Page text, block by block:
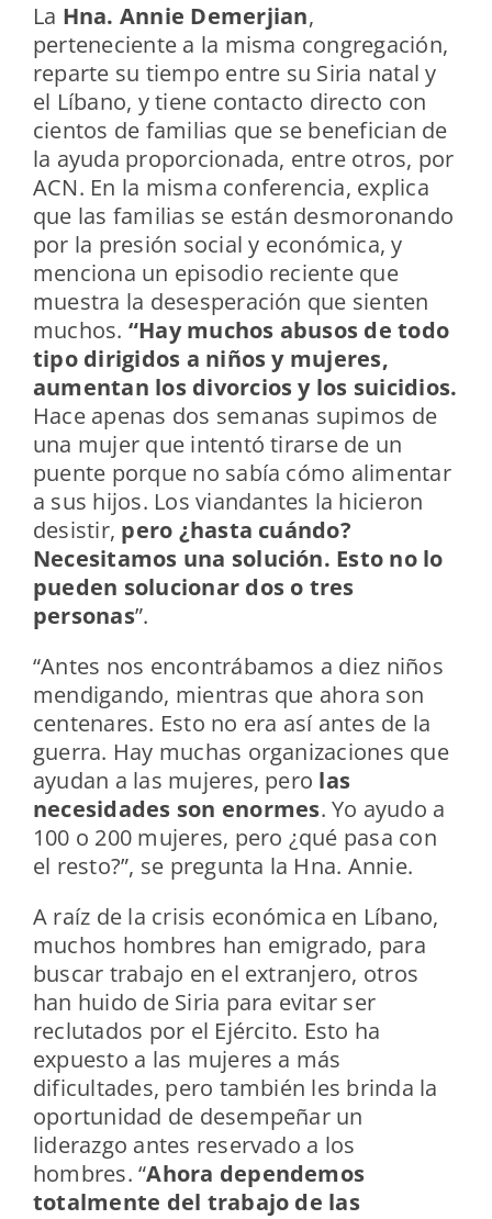
La Hna. Annie Demerjian,
perteneciente a la misma congregación,
reparte su tiempo entre su Siria natal y
el Líbano, y tiene contacto directo con
cientos de familias que se benefician de
la ayuda proporcionada, entre otros, por
ACN. En la misma conferencia, explica
que las familias se están desmoronando
por la presión social y económica, y
menciona un episodio reciente que
muestra la desesperación que sienten
muchos. “Hay muchos abusos de todo
tipo dirigidos a niños y mujeres,
aumentan los divorcios y los suicidios.
Hace apenas dos semanas supimos de
una mujer que intentó tirarse de un
puente porque no sabía cómo alimentar
a sus hijos. Los viandantes la hicieron
desistir, pero ¿hasta cuándo?
Necesitamos una solución. Esto no lo
pueden solucionar dos o tres
personas”.
“Antes nos encontrábamos a diez niños
mendigando, mientras que ahora son
centenares. Esto no era así antes de la
guerra. Hay muchas organizaciones que
ayudan a las mujeres, pero las
necesidades son enormes. Yo ayudo a
100 o 200 mujeres, pero ¿qué pasa con
el resto?”, se pregunta la Hna. Annie.
A raíz de la crisis económica en Líbano,
muchos hombres han emigrado, para
buscar trabajo en el extranjero, otros
han huido de Siria para evitar ser
reclutados por el Ejército. Esto ha
expuesto a las mujeres a más
dificultades, pero también les brinda la
oportunidad de desempeñar un
liderazgo antes reservado a los
hombres. “Ahora dependemos
totalmente del trabajo de las